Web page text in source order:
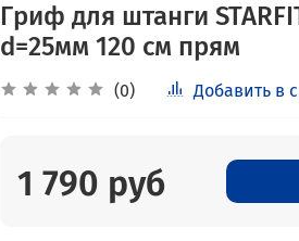
Гриф для штанги
d=25мм 120 см прям
(0) Добавить в
1 790 руб